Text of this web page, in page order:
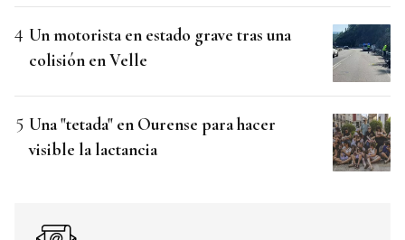
Un motorista en estado grave tras una
colisión en Velle
Una "tetada" en Ourense para hacer
visible la lactancia